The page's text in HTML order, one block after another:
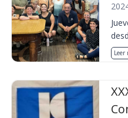
Leer